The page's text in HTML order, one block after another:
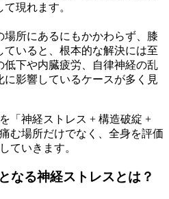
現れます。
場所にあるにもかかわらず、膝
ていると、根本的な解決には至
低下や内臓疲労、自律神経の乱
に影響しているケースが多く見
「神経ストレス + 構造破綻 +
む場所だけでなく、全身を評価
ていきます。
なる神経ストレスとは？